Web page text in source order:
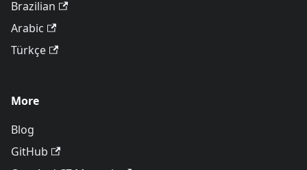
Brazilian
Arabic
Türkçe
More
Blog
GitHub